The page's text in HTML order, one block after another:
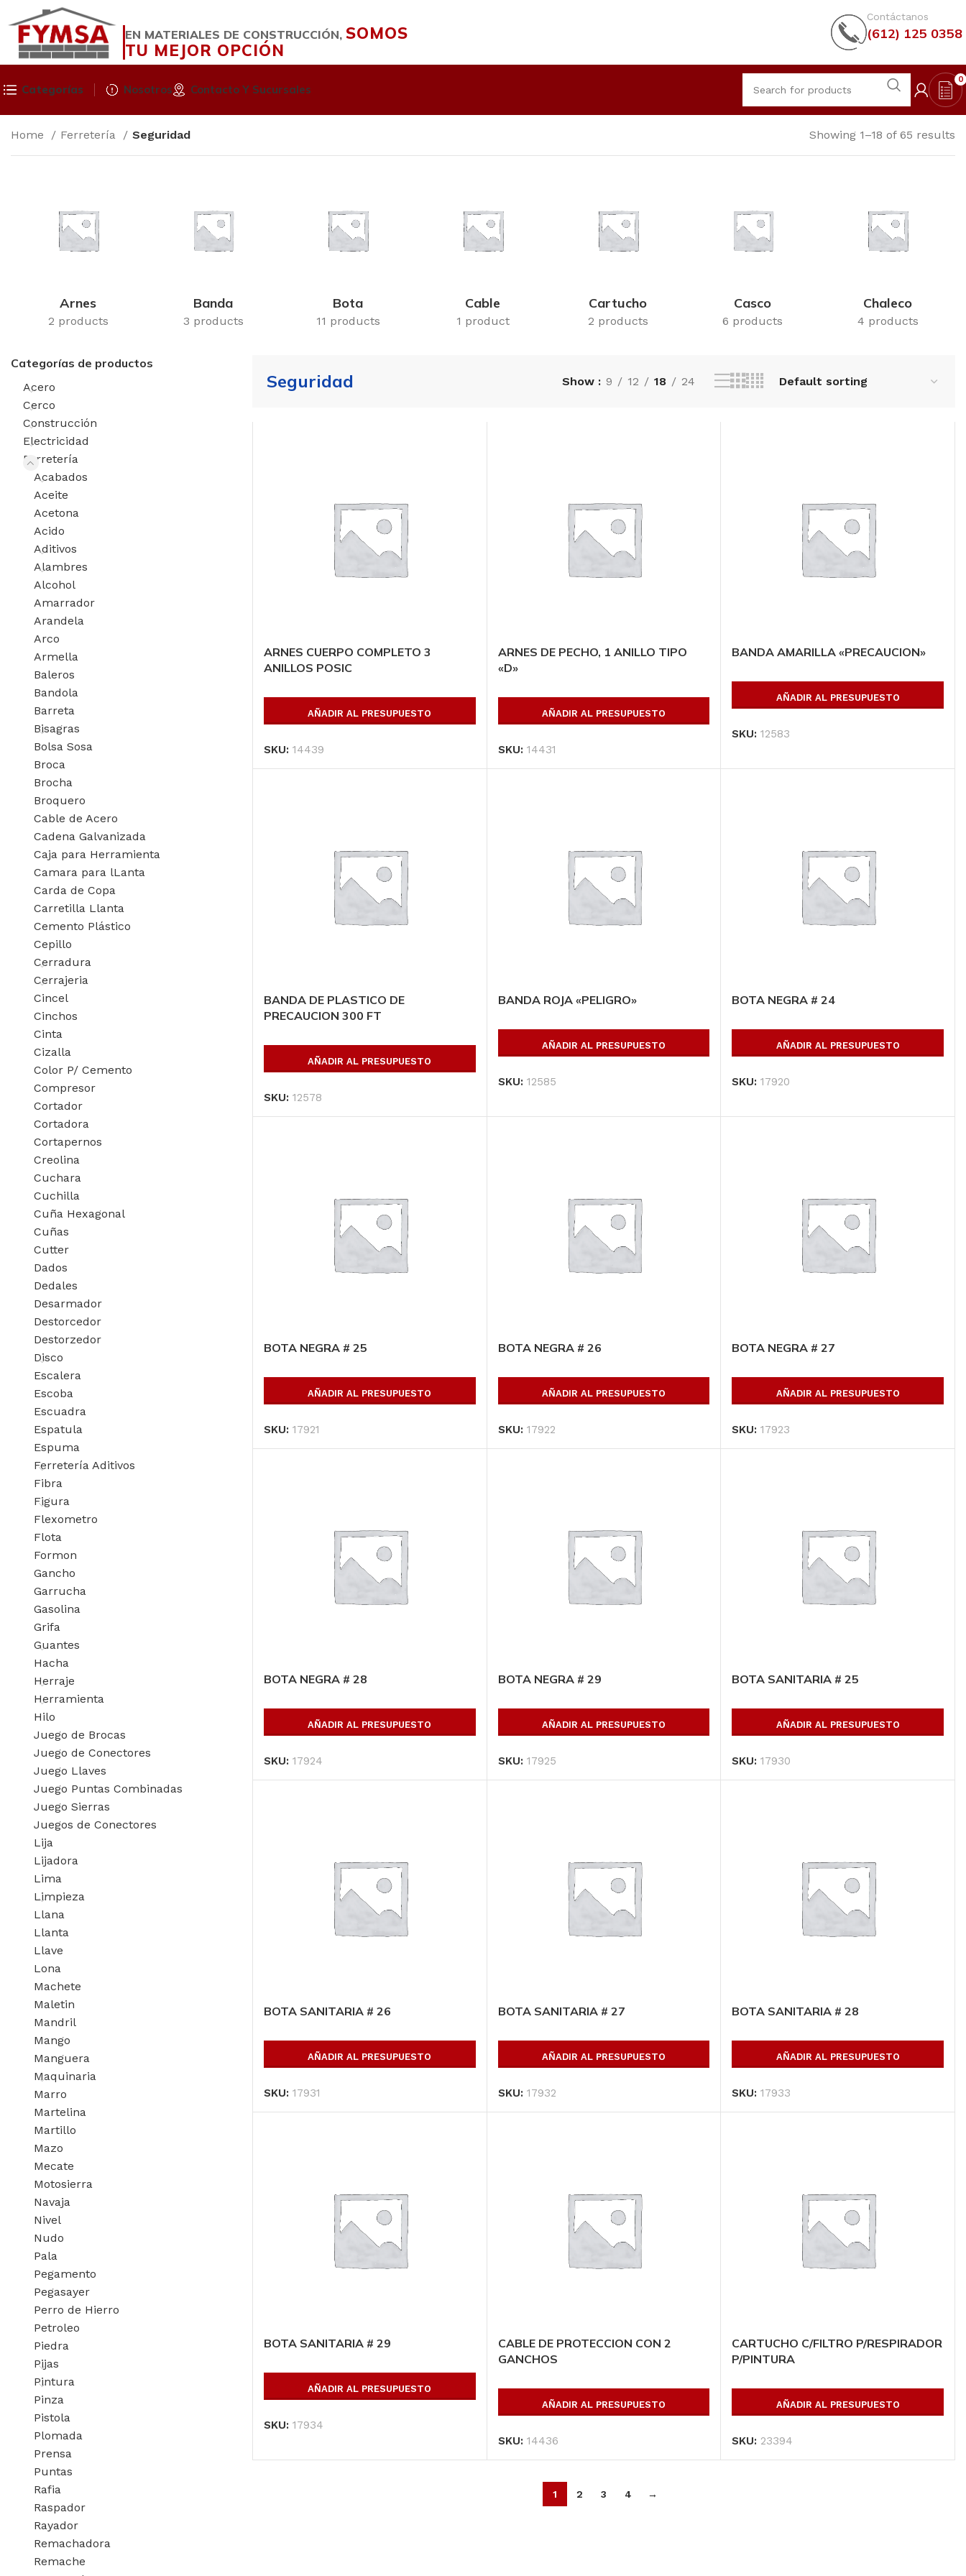
EN MATERIALES DE CONSTRUCCIÓN, SOMOS
TU MEJOR OPCIÓN
Contáctanos
(612) 125 0358
Categorías
*****
SKU:HSS44381220
PRESUPUESTO
LGLC16
Todos los productos
Nosotros Contacto Y Sucursales
0
Home Ferretería Seguridad Showing 1–18 of 65 results
Arnes
2 products
Banda
3 products
Bota
11 products
Cable
1 product
Cartucho
2 products
Casco
6 products
Chaleco
4 products
Categorías de productos
Acero
Cerco
Construcción
Electricidad
Ferretería
Acabados
Aceite
Acetona
Acido
Aditivos
Alambres
Alcohol
Amarrador
Arandela
Arco
Armella
Baleros
Bandola
Barreta
Bisagras
Bolsa Sosa
Broca
Brocha
Broquero
Cable de Acero
Cadena Galvanizada
Caja para Herramienta
Camara para lLanta
Carda de Copa
Carretilla Llanta
Cemento Plástico
Cepillo
Cerradura
Cerrajeria
Cincel
Cinchos
Cinta
Cizalla
Color P/ Cemento
Compresor
Cortador
Cortadora
Cortapernos
Creolina
Cuchara
Cuchilla
Cuña Hexagonal
Cuñas
Cutter
Dados
Dedales
Desarmador
Destorcedor
Destorzedor
Disco
Escalera
Escoba
Escuadra
Espatula
Espuma
Ferretería Aditivos
Fibra
Figura
Flexometro
Flota
Formon
Gancho
Garrucha
Gasolina
Grifa
Guantes
Hacha
Herraje
Herramienta
Hilo
Juego de Brocas
Juego de Conectores
Juego Llaves
Juego Puntas Combinadas
Juego Sierras
Juegos de Conectores
Lija
Lijadora
Lima
Limpieza
Llana
Llanta
Llave
Lona
Machete
Maletin
Mandril
Mango
Manguera
Maquinaria
Marro
Martelina
Martillo
Mazo
Mecate
Motosierra
Navaja
Nivel
Nudo
Pala
Pegamento
Pegasayer
Perro de Hierro
Petroleo
Piedra
Pijas
Pintura
Pinza
Pistola
Plomada
Prensa
Puntas
Rafia
Raspador
Rayador
Remachadora
Remache
Seguridad Show 9 12 18 24
ARNES CUERPO COMPLETO 3
ANILLOS POSIC
AÑADIR AL PRESUPUESTO
SKU: 14439
ARNES DE PECHO, 1 ANILLO TIPO
«D»
AÑADIR AL PRESUPUESTO
SKU: 14431
BANDA AMARILLA «PRECAUCION»
AÑADIR AL PRESUPUESTO
SKU:12583
BANDA DE PLASTICO DE
PRECAUCION 300 FT
AÑADIR AL PRESUPUESTO
SKU: 12578
BANDA ROJA «PELIGRO»
AÑADIR AL PRESUPUESTO
SKU: 12585
BOTA NEGRA # 24
AÑADIR AL PRESUPUESTO
SKU:17920
BOTA NEGRA # 25
AÑADIR AL PRESUPUESTO
SKU: 17921
BOTA NEGRA # 26
AÑADIR AL PRESUPUESTO
SKU: 17922
BOTA NEGRA # 27
AÑADIR AL PRESUPUESTO
SKU:17923
BOTA NEGRA # 28
AÑADIR AL PRESUPUESTO
SKU: 17924
BOTA NEGRA # 29
AÑADIR AL PRESUPUESTO
SKU: 17925
BOTA SANITARIA # 25
AÑADIR AL PRESUPUESTO
SKU:17930
BOTA SANITARIA # 26
AÑADIR AL PRESUPUESTO
SKU: 17931
BOTA SANITARIA # 27
AÑADIR AL PRESUPUESTO
SKU: 17932
BOTA SANITARIA # 28
AÑADIR AL PRESUPUESTO
SKU:17933
BOTA SANITARIA # 29
AÑADIR AL PRESUPUESTO
SKU: 17934
CABLE DE PROTECCION CON 2
GANCHOS
AÑADIR AL PRESUPUESTO
SKU: 14436
CARTUCHO C/FILTRO P/RESPIRADOR
P/PINTURA
AÑADIR AL PRESUPUESTO
SKU: 23394
1 2 3 4 →